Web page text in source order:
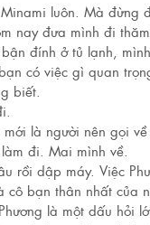
luôn. Mà đừng
nay đưa mình đi
đính ở tủ lạnh,
có việc gì quan
biết.
là người nên gọi
đi. Mai mình về.
rồi dập máy. Việc
cô bạn thân nhất của
là một dấu hỏi